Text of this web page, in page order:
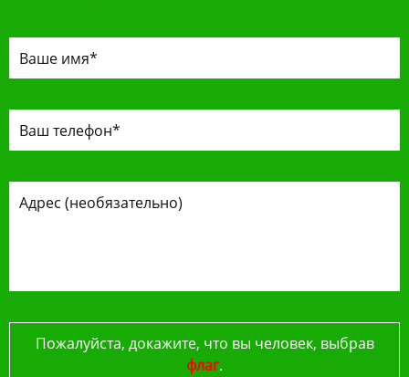
Пожалуйста, докажите, что вы человек, выбрав
флаг.